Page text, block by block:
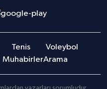
Tenis
Voleybol
MuhabirlerArama